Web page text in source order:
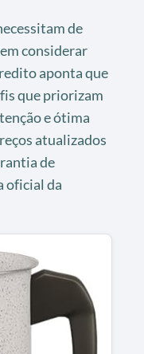
de
considerar
aponta que
que priorizam
e ótima
atualizados
de
oficial da